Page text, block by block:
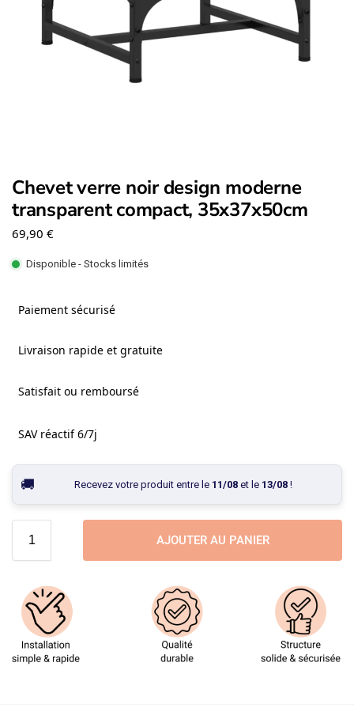
Chevet verre noir design moderne
transparent compact, 35x37x50cm
69,90 €
Disponible - Stocks limités
Paiement sécurisé
Livraison rapide et gratuite
Satisfait ou remboursé
SAV réactif 6/7j
Recevez votre produit entre le 11/08et le 13/08!
AJOUTER AU PANIER